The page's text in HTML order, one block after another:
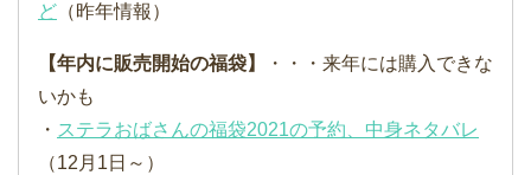
ど （昨年情報）
【年内に販売開始の福袋】
・・・来年には購入できな
いかも
・ ステラおばさんの福袋2021の予約、中身ネタバレ
（12月1日～）